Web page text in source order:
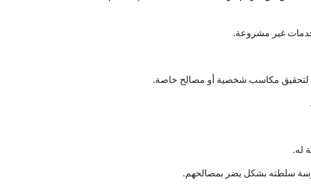
خدمات غير مشروعة.
سلطته بشكل يضر بمصالحهم.